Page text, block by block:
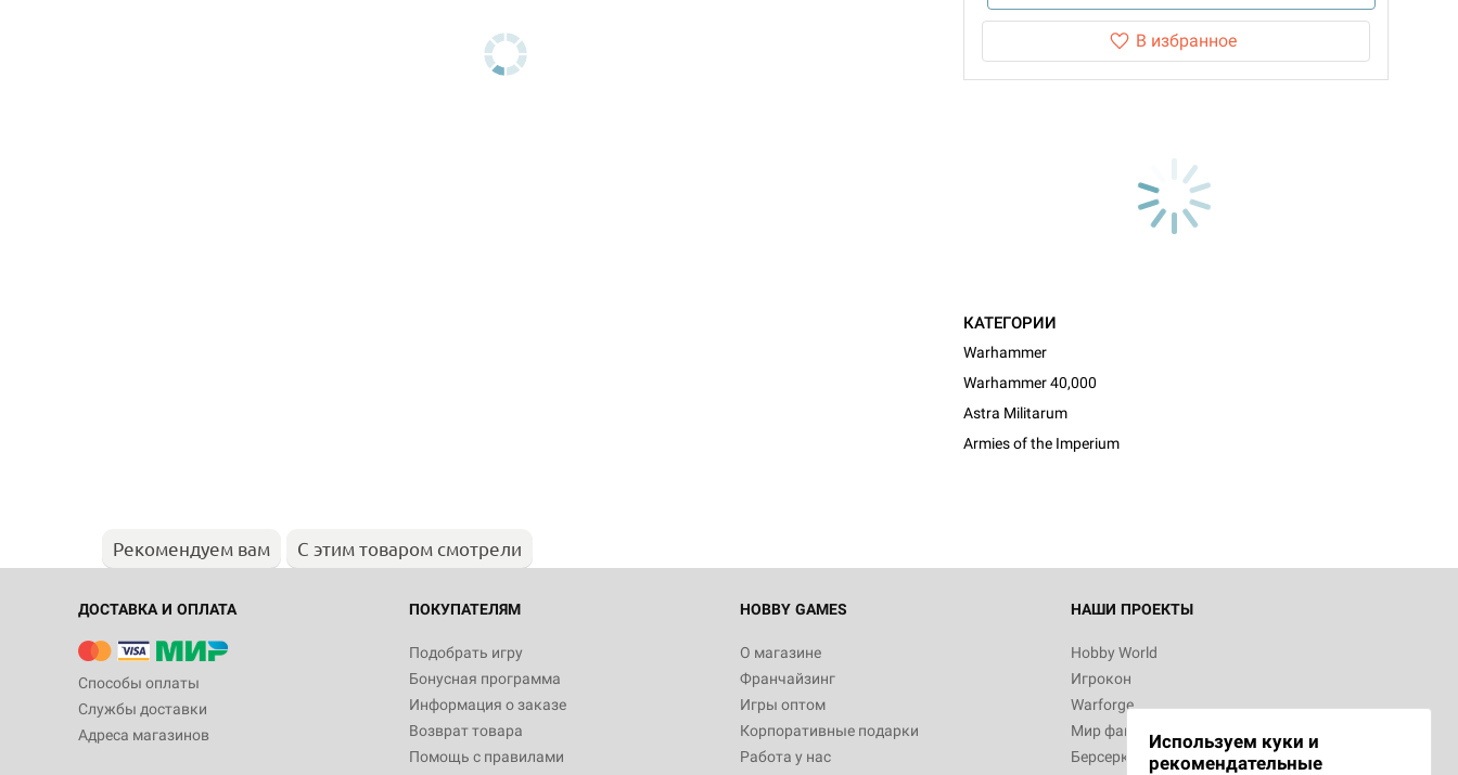
В избранное
КАТЕГОРИИ
Warhammer
Warhammer 40,000
Astra Militarum
Armies of the Imperium
Рекомендуем вам С этим товаром смотрели
ДОСТАВКА И ОПЛАТА
Способы оплаты
Службы доставки
Адреса магазинов
ПОКУПАТЕЛЯМ
Подобрать игру
Бонусная программа
Информация о заказе
Возврат товара
Помощь с правилами
HOBBY GAMES
О магазине
Франчайзинг
Игры оптом
Корпоративные подарки
Работа у нас
НАШИ ПРОЕКТЫ
Hobby World
Игрокон
Warforge
Мир фантастики
Берсерк
Используем куки и
рекомендательные